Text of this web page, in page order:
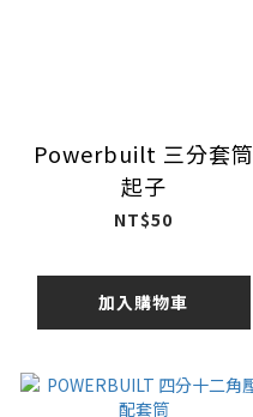
Powerbuilt 三分套筒
起子
NT$50
加入購物車